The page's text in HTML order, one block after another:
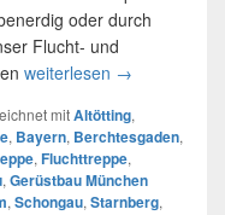
oder durch
Flucht- und
weiterlesen →
mitAltötting,
, Bayern, Berchtesgaden,
, Fluchttreppe,
, Gerüstbau München
, Schongau, Starnberg,